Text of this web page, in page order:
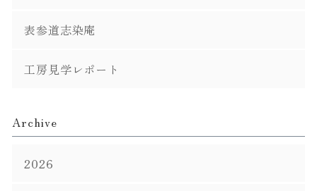
表参道志染庵
工房見学レポート
Archive
2026